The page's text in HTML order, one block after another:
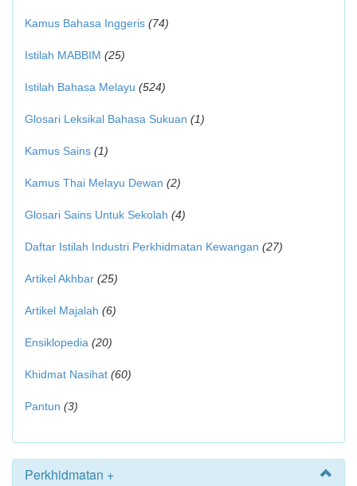
Kamus Bahasa Inggeris (74)
Istilah MABBIM (25)
Istilah Bahasa Melayu (524)
Glosari Leksikal Bahasa Sukuan (1)
Kamus Sains (1)
Kamus Thai Melayu Dewan (2)
Glosari Sains Untuk Sekolah (4)
Daftar Istilah Industri Perkhidmatan Kewangan (27)
Artikel Akhbar (25)
Artikel Majalah (6)
Ensiklopedia (20)
Khidmat Nasihat (60)
Pantun (3)
Perkhidmatan +